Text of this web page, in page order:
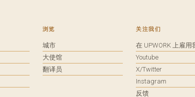
浏览
城市
大使馆
翻译员
关注我们
在 UPWORK 上雇用
Youtube
X/Twitter
Instagram
反馈